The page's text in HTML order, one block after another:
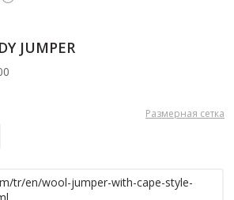
JUMPER
Размерная сетка
tr/en/wool-jumper-with-cape-style-